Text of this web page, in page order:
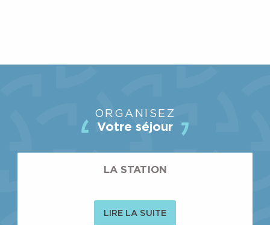
ORGANISEZ
Votre séjour
LA STATION
LIRE LA SUITE